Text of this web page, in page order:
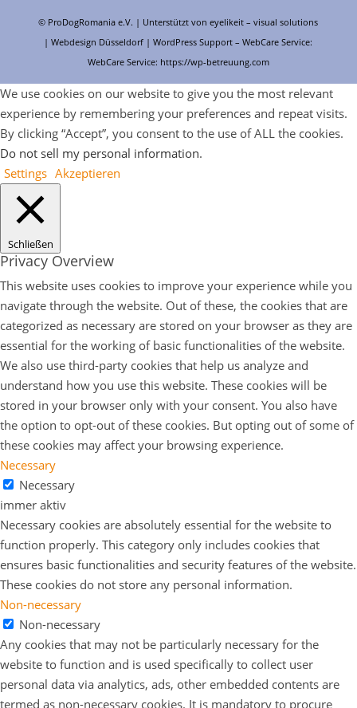
© ProDogRomania e.V. | Unterstützt voneyelikeit – visual solutions
| Webdesign Düsseldorf |WordPress Support – WebCare Service:
WebCare Service: https://wp-betreuung.com
We use cookies on our website to give you the most relevant
experience by remembering your preferences and repeat visits.
By clicking “Accept”, you consent to the use of ALL the cookies.
Do not sell my personal information.
Settings Akzeptieren
Schließen
Privacy Overview
This website uses cookies to improve your experience while you
navigate through the website. Out of these, the cookies that are
categorized as necessary are stored on your browser as they are
essential for the working of basic functionalities of the website.
We also use third-party cookies that help us analyze and
understand how you use this website. These cookies will be
stored in your browser only with your consent. You also have
the option to opt-out of these cookies. But opting out of some of
these cookies may affect your browsing experience.
Necessary
Necessary
immer aktiv
Necessary cookies are absolutely essential for the website to
function properly. This category only includes cookies that
ensures basic functionalities and security features of the website.
These cookies do not store any personal information.
Non-necessary
Non-necessary
Any cookies that may not be particularly necessary for the
website to function and is used specifically to collect user
personal data via analytics, ads, other embedded contents are
termed as non-necessary cookies. It is mandatory to procure